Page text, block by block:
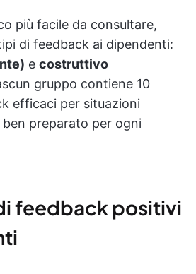
più facile da consultare,
di feedback ai dipendenti:
e costruttivo
gruppo contiene 10
efficaci per situazioni
preparato per ogni
feedback positivi